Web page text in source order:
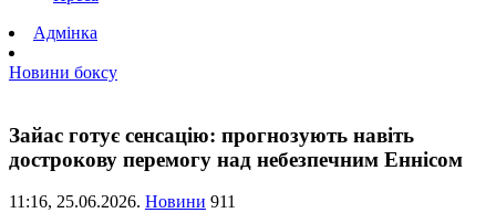
Адмінка
Новини боксу
Зайас готує сенсацію: прогнозують навіть
дострокову перемогу над небезпечним Еннісом
11:16, 25.06.2026. Новини 911